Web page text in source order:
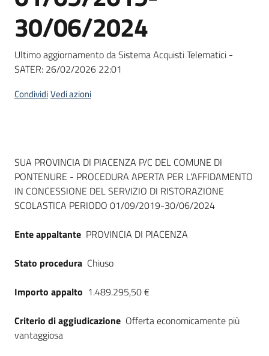
30/06/2024
Ultimo aggiornamento da Sistema Acquisti Telematici -
SATER: 26/02/2026 22:01
CondividiVedi azioni
Dati del bando
SUA PROVINCIA DI PIACENZA P/C DEL COMUNE DI
PONTENURE - PROCEDURA APERTA PER L'AFFIDAMENTO
IN CONCESSIONE DEL SERVIZIO DI RISTORAZIONE
SCOLASTICA PERIODO 01/09/2019-30/06/2024
Ente appaltante PROVINCIA DI PIACENZA
Stato procedura Chiuso
Importo appalto 1.489.295,50 €
Criterio di aggiudicazione Offerta economicamente più
vantaggiosa